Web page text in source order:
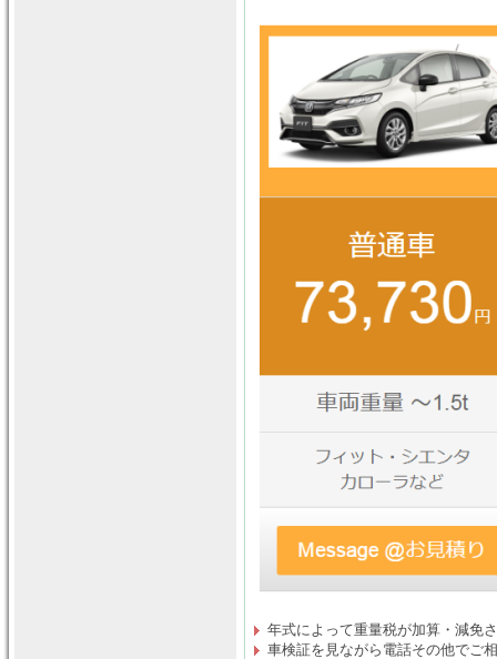
年式によって重量税が加算・減免
車検証を見ながら電話その他でご